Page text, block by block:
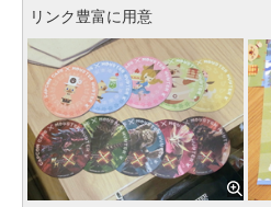
リンク豊富に用意